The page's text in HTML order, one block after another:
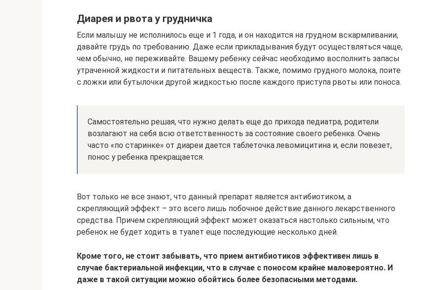
Диарея и рвота у грудничка
Если малышу не исполнилось еще и 1 года, и он находится на грудном вскармливании,
давайте грудь по требованию. Даже если прикладывания будут осуществляться чаще,
чем обычно, не переживайте. Вашему ребенку сейчас необходимо восполнить запасы
утраченной жидкости и питательных веществ. Также, помимо грудного молока, поите
с ложки или бутылочки другой жидкостью после каждого приступа рвоты или поноса.
Самостоятельно решая, что нужно делать еще до прихода педиатра, родители
возлагают на себя всю ответственность за состояние своего ребенка. Очень
часто «по старинке» от диареи дается таблеточка левомицитина и, если повезет,
понос у ребенка прекращается.
Вот только не все знают, что данный препарат является антибиотиком, а
скрепляющий эффект – это всего лишь побочное действие данного лекарственного
средства. Причем скрепляющий эффект может оказаться настолько сильным, что
ребенок не будет ходить в туалет еще последующие несколько дней.
Кроме того, не стоит забывать, что прием антибиотиков эффективен лишь в
случае бактериальной инфекции, что в случае с поносом крайне маловероятно. И
даже в такой ситуации можно обойтись более безопасными методами.